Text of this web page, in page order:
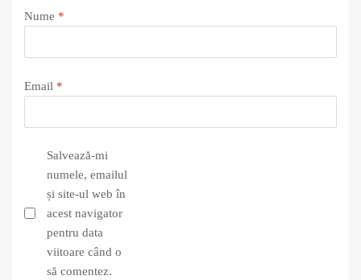
Nume *
Email *
Salvează-mi
numele, emailul
și site-ul web în
acest navigator
pentru data
viitoare când o
să comentez.